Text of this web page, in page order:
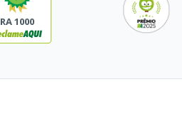
RA 1000